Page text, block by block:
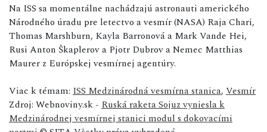
Na ISS sa momentálne nachádzajú astronauti amerického
Národného úradu pre letectvo a vesmír (NASA) Raja Chari,
Thomas Marshburn, Kayla Barronová a Mark Vande Hei,
Rusi Anton Škaplerov a Pjotr Dubrov a Nemec Matthias
Maurer z Európskej vesmírnej agentúry.
Viac k témam: ISS Medzinárodná vesmírna stanica, Vesmír
Zdroj: Webnoviny.sk - Ruská raketa Sojuz vyniesla k
Medzinárodnej vesmírnej stanici modul s dokovacími